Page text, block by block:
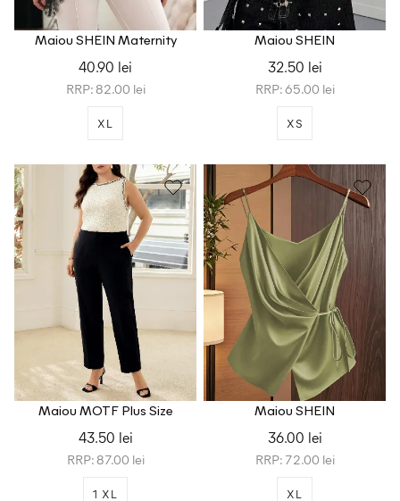
Maiou SHEIN Maternity
40.90 lei
RRP: 82.00 lei
XL
Maiou SHEIN
32.50 lei
RRP: 65.00 lei
XS
Maiou MOTF Plus Size
43.50 lei
RRP: 87.00 lei
1 XL
Maiou SHEIN
36.00 lei
RRP: 72.00 lei
XL